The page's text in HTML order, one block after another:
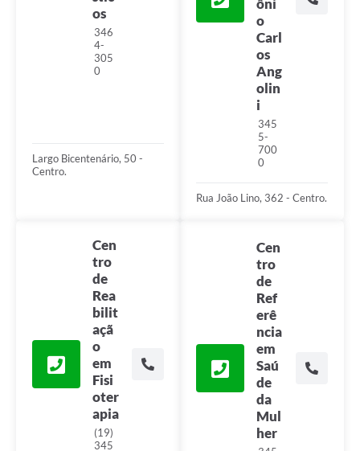
os
346
4-
305
0
Largo Bicentenário, 50 -
Centro.
ôni
o
Carl
os
Ang
olin
i
345
5-
700
0
Rua João Lino, 362 - Centro.
Cen
tro
de
Rea
bilit
açã
o
em
Fisi
oter
apia
(19)
345
Cen
tro
de
Ref
erê
ncia
em
Saú
de
da
Mul
her